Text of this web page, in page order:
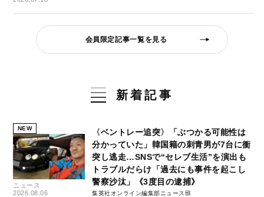
会員限定記事一覧を見る
新着記事
NEW
ニュース
2026.08.06
〈ベントレー追突〉「ぶつかる可能性は
分かっていた」韓国籍の刺青男が7台に衝
突し逃走…SNSで“セレブ生活”を演出も
トラブルだらけ「過去にも事件を起こし
警察沙汰」《3度目の逮捕》
集英社オンライン編集部ニュース班